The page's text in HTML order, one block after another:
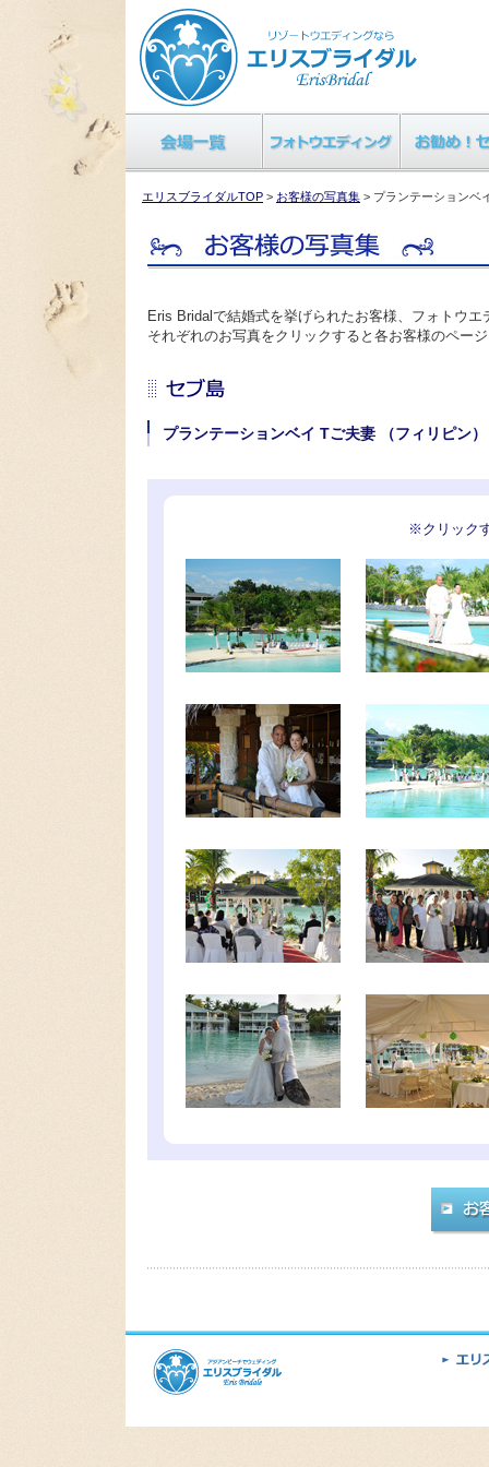
エリスブライダルTOP > お客様の写真集 > プランテーションベ
Eris Bridalで結婚式を挙げられたお客様、フォトウ
それぞれのお写真をクリックすると各お客様のペー
プランテーションベイ Tご夫妻 （フィリピン）
※クリック